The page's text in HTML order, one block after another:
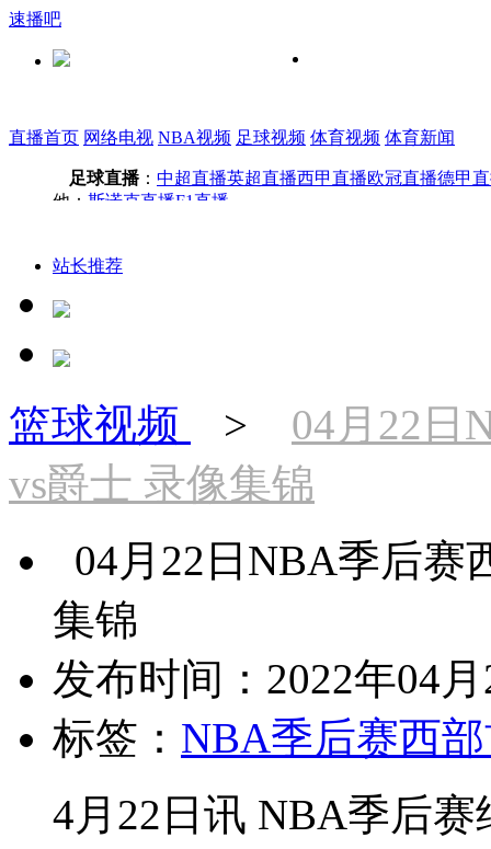
速播吧
直播首页 网络电视 NBA视频 足球视频 体育视频 体育新闻
足球直播： 中超直播英超直播西甲直播欧冠直播德甲
他： 斯诺克直播F1直播
站长推荐
篮球视频 > 04月22日
vs爵士 录像集锦
04月22日NBA季后赛
集锦
发布时间：2022年04
标签： NBA季后赛西
4月22日讯 NBA季后